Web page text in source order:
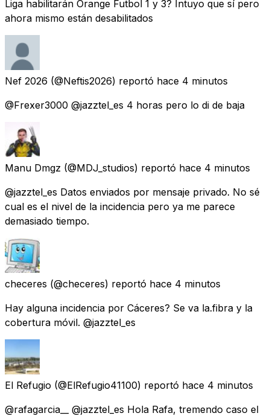
Liga habilitarán Orange Futbol 1 y 3? Intuyo que sí pero
ahora mismo están desabilitados
Nef 2026 (@Neftis2026) reportó hace 4 minutos
@Frexer3000 @jazztel_es 4 horas pero lo di de baja
Manu Dmgz (@MDJ_studios) reportó hace 4 minutos
@jazztel_es Datos enviados por mensaje privado. No sé
cual es el nivel de la incidencia pero ya me parece
demasiado tiempo.
checeres (@checeres) reportó hace 4 minutos
Hay alguna incidencia por Cáceres? Se va la.fibra y la
cobertura móvil. @jazztel_es
El Refugio (@ElRefugio41100) reportó hace 4 minutos
@rafagarcia__ @jazztel_es Hola Rafa, tremendo caso el